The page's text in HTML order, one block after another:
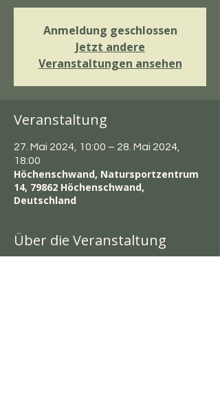
Anmeldung geschlossen
Jetzt andere
Veranstaltungen ansehen
Veranstaltung
27. Mai 2024, 10:00 – 28. Mai 2024,
18:00
Höchenschwand, Natursportzentrum
14, 79862 Höchenschwand,
Deutschland
Über die Veranstaltung